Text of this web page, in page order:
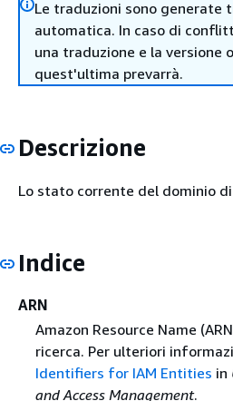
Le traduzioni sono generate
automatica. In caso di
una traduzione e la versione
quest'ultima prevarrà.
Descrizione
Lo stato corrente del dominio
Indice
ARN
Amazon Resource Name
ricerca. Per ulteriori
Identifiers for IAM Entities in
and Access Management.